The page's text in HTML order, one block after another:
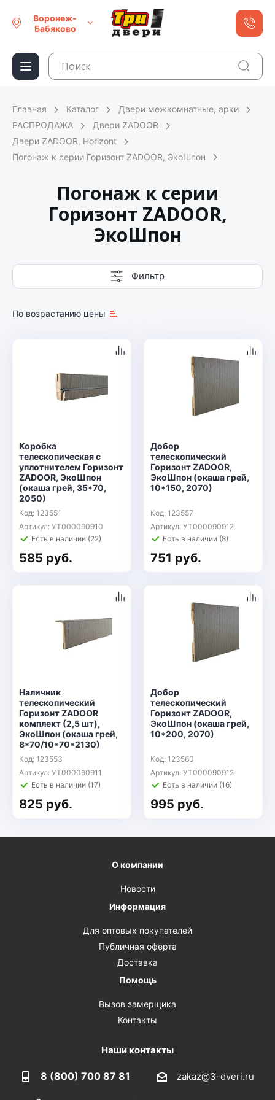
Воронеж-
Бабяково
Главная Каталог
Двери межкомнатные, арки
РАСПРОДАЖА
Двери ZADOOR
Двери ZADOOR, Horizont
Погонаж к серии Горизонт ZADOOR, ЭкоШпон
Погонаж к серии
Горизонт ZADOOR,
ЭкоШпон
Фильтр
По возрастанию цены
Коробка
телескопическая с
уплотнителем Горизонт
ZADOOR, ЭкоШпон
(окаша грей, 35*70,
2050)
Код: 123551
Артикул: УТ000090910
Есть в наличии (22)
585 руб.
Добор
телескопический
Горизонт ZADOOR,
ЭкоШпон (окаша грей,
10*150, 2070)
Код: 123557
Артикул: УТ000090912
Есть в наличии (8)
751 руб.
Наличник
телескопический
Горизонт ZADOOR
комплект (2,5 шт),
ЭкоШпон (окаша грей,
8*70/10*70*2130)
Код: 123553
Артикул: УТ000090911
Есть в наличии (17)
825 руб.
Добор
телескопический
Горизонт ZADOOR,
ЭкоШпон (окаша грей,
10*200, 2070)
Код: 123560
Артикул: УТ000090912
Есть в наличии (16)
995 руб.
О компании
Новости
Информация
Для оптовых покупателей
Публичная оферта
Доставка
Помощь
Вызов замерщика
Контакты
Наши контакты
8 (800) 700 87 81 zakaz@3-dveri.ru